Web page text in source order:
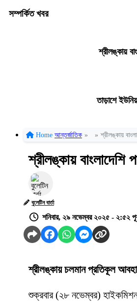
সম্পর্কিত খবর
শ্রীলঙ্কায়
তাড়াশে
Home আন্তর্জাতিক » » শ্রীলঙ্কায়
শ্রীলঙ্কায় বাংলাদেশি
বুলেটিন বার্তা
শনিবার, ২৯ নভেম্বর ২০২৫ - ২:৫২
শ্রীলঙ্কায় চলমান প্রতিকূল
শুক্রবার (২৮ নভেম্বর) হাইকমিশন